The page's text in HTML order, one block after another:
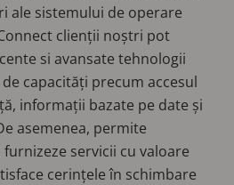
ale sistemului de operare
clienții noștri pot
si avansate tehnologii
capacități precum accesul
informații bazate pe date și
asemenea, permite
servicii cu valoare
cerințele în schimbare